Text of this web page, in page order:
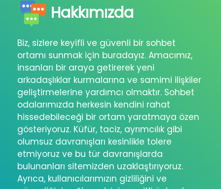
Hakkımızda
Biz, sizlere keyifli ve güvenli bir sohbet
ortamı sunmak için buradayız. Amacımız,
insanları bir araya getirerek yeni
arkadaşlıklar kurmalarına ve samimi ilişkiler
geliştirmelerine yardımcı olmaktır. Sohbet
odalarımızda herkesin kendini rahat
hissedebileceği bir ortam yaratmaya özen
gösteriyoruz. Küfür, taciz, ayrımcılık gibi
olumsuz davranışları kesinlikle tolere
etmiyoruz ve bu tür davranışlarda
bulunanları sitemizden uzaklaştırıyoruz.
Ayrıca, kullanıcılarımızın gizliliğini ve